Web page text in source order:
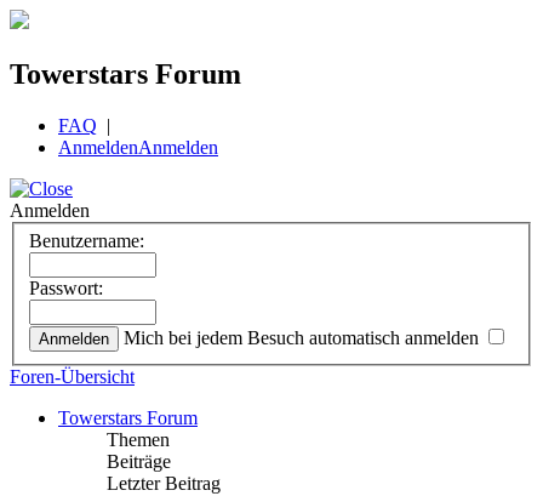
Towerstars Forum
FAQ |
AnmeldenAnmelden
Anmelden
Benutzername:
Passwort:
Mich bei jedem Besuch automatisch anmelden
Foren-Übersicht
Towerstars Forum
Themen
Beiträge
Letzter Beitrag